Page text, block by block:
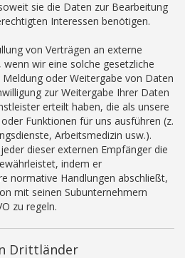
sie die Daten zur Bearbeitung
Interessen benötigen.
von Verträgen an externe
wir eine solche gesetzliche
oder Weitergabe von Daten
zur Weitergabe Ihrer Daten
erteilt haben, die als unsere
Funktionen für uns ausführen (z.
Arbeitsmedizin usw.).
dieser externen Empfänger die
indem er
normative Handlungen abschließt,
mit seinen Subunternehmern
zu regeln.
Drittländer